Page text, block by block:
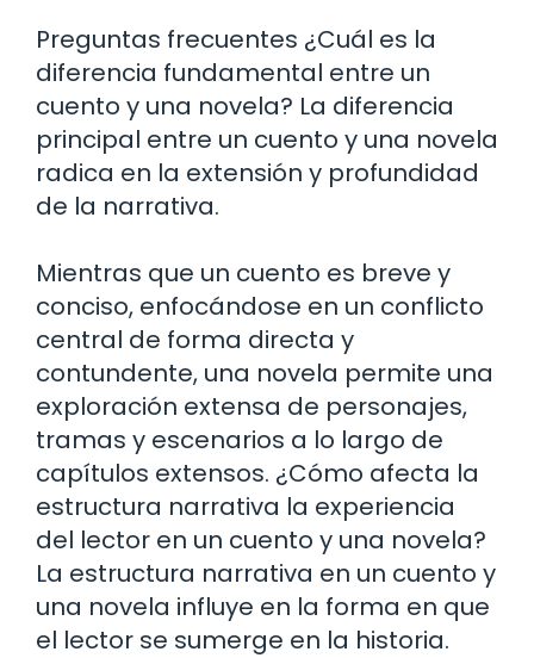
Preguntas frecuentes ¿Cuál es la
diferencia fundamental entre un
cuento y una novela? La diferencia
principal entre un cuento y una novela
radica en la extensión y profundidad
de la narrativa.
Mientras que un cuento es breve y
conciso, enfocándose en un conflicto
central de forma directa y
contundente, una novela permite una
exploración extensa de personajes,
tramas y escenarios a lo largo de
capítulos extensos. ¿Cómo afecta la
estructura narrativa la experiencia
del lector en un cuento y una novela?
La estructura narrativa en un cuento y
una novela influye en la forma en que
el lector se sumerge en la historia.